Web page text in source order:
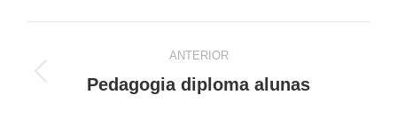
de
ANTERIOR
Post
Pedagogia diploma alunas